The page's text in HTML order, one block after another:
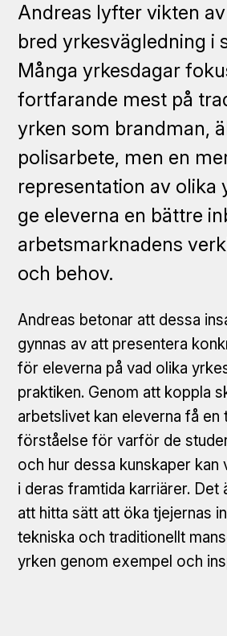
Andreas lyfter vikten
bred yrkesvägledning i
Många yrkesdagar
fortfarande mest på
yrken som brandman,
polisarbete, men en
representation av olika
ge eleverna en bättre
arbetsmarknadens
och behov.
Andreas betonar att dessa
gynnas av att presentera
för eleverna på vad olika
praktiken. Genom att koppla
arbetslivet kan eleverna få en
förståelse för varför de
och hur dessa kunskaper kan
i deras framtida karriärer. Det
att hitta sätt att öka tjejernas
tekniska och traditionellt
yrken genom exempel och